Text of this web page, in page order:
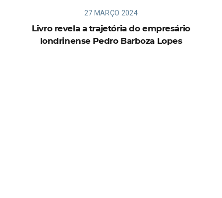
27 MARÇO 2024
Livro revela a trajetória do empresário
londrinense Pedro Barboza Lopes